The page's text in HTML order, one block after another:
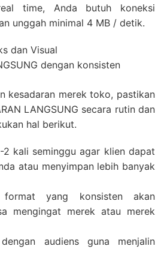
time, Anda butuh koneksi
unggah minimal 4 MB / detik.
dan Visual
dengan konsisten
kesadaran merek toko, pastikan
LANGSUNG secara rutin dan
hal berikut.
2 kali seminggu agar klien dapat
atau menyimpan lebih banyak
yang konsisten akan
mengingat merek atau merek
audiens guna menjalin